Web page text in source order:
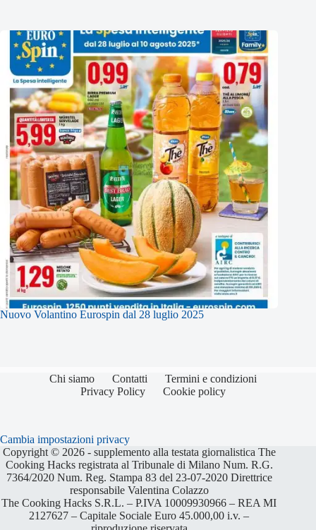
Nuovo Volantino Eurospin dal 28 luglio 2025
Chi siamo Contatti
Termini e condizioni
Privacy Policy
Cookie policy
Cambia impostazioni privacy
Copyright © 2026 - supplemento alla testata giornalistica The
Cooking Hacks registrata al Tribunale di Milano Num. R.G.
7364/2020 Num. Reg. Stampa 83 del 23-07-2020 Direttrice
responsabile Valentina Colazzo
The Cooking Hacks S.R.L. – P.IVA 10009930966 – REA MI
2127627 – Capitale Sociale Euro 45.000,00 i.v. –